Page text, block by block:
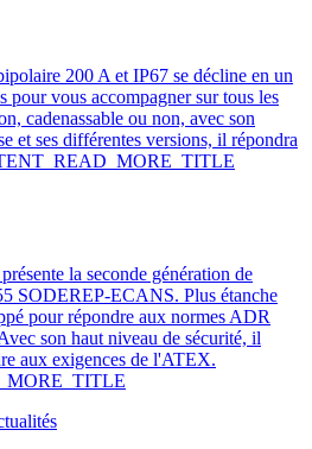
200 A et IP67 se décline en un
vous accompagner sur tous les
cadenassable ou non, avec son
et ses différentes versions, il répondra
la seconde génération de
SODEREP-ECANS. Plus étanche
pour répondre aux normes ADR
son haut niveau de sécurité, il
aux exigences de l'ATEX.